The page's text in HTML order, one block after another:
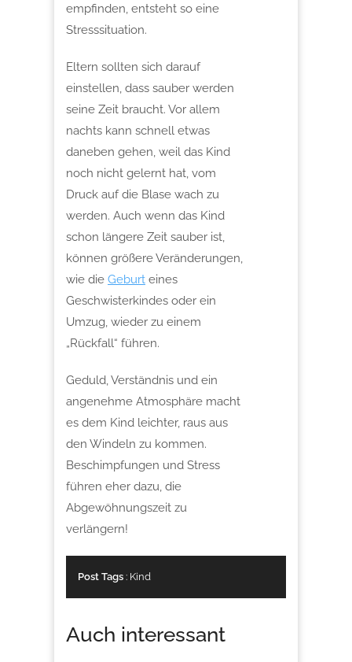
empfinden, entsteht so eine
Stresssituation.
Eltern sollten sich darauf
einstellen, dass sauber werden
seine Zeit braucht. Vor allem
nachts kann schnell etwas
daneben gehen, weil das Kind
noch nicht gelernt hat, vom
Druck auf die Blase wach zu
werden. Auch wenn das Kind
schon längere Zeit sauber ist,
können größere Veränderungen,
wie die Geburt eines
Geschwisterkindes oder ein
Umzug, wieder zu einem
„Rückfall“ führen.
Geduld, Verständnis und ein
angenehme Atmosphäre macht
es dem Kind leichter, raus aus
den Windeln zu kommen.
Beschimpfungen und Stress
führen eher dazu, die
Abgewöhnungszeit zu
verlängern!
Post Tags : Kind
Auch interessant